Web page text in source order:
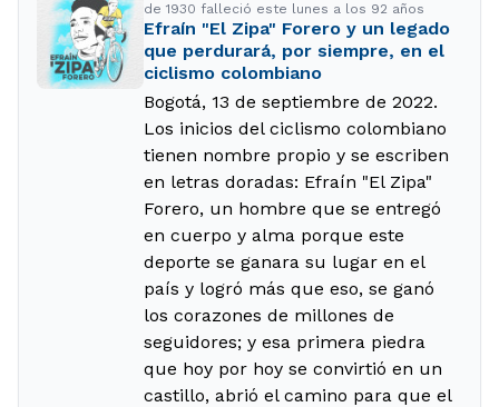
de 1930 falleció este lunes a los 92 años
Efraín "El Zipa" Forero y un legado
que perdurará, por siempre, en el
ciclismo colombiano
Bogotá, 13 de septiembre de 2022.
Los inicios del ciclismo colombiano
tienen nombre propio y se escriben
en letras doradas: Efraín "El Zipa"
Forero, un hombre que se entregó
en cuerpo y alma porque este
deporte se ganara su lugar en el
país y logró más que eso, se ganó
los corazones de millones de
seguidores; y esa primera piedra
que hoy por hoy se convirtió en un
castillo, abrió el camino para que el